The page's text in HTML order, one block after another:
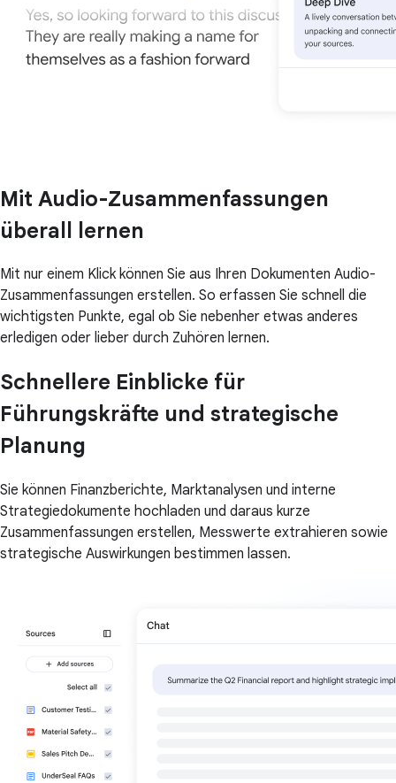
Mit Audio-Zusammenfassungen
überall lernen
Mit nur einem Klick können Sie aus Ihren Dokumenten Audio-
Zusammenfassungen erstellen. So erfassen Sie schnell die
wichtigsten Punkte, egal ob Sie nebenher etwas anderes
erledigen oder lieber durch Zuhören lernen.
Schnellere Einblicke für
Führungskräfte und strategische
Planung
Sie können Finanzberichte, Marktanalysen und interne
Strategiedokumente hochladen und daraus kurze
Zusammenfassungen erstellen, Messwerte extrahieren sowie
strategische Auswirkungen bestimmen lassen.